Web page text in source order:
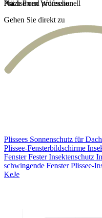
Präzise und professionell
Nach Ihren Wünschen
Unbeschwert und schnell
Gehen Sie direkt zu
Plissees Sonnenschutz für
Plissee-Fensterbildschirme
FensterFester Insektenschutz
schwingende FensterPlissee-
KeJe